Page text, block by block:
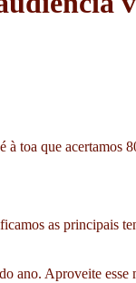
à toa que acertamos
as principais
ano. Aproveite esse